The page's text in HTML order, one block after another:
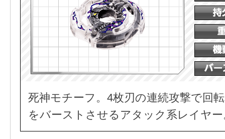
死神モチーフ。4枚刃の連続攻撃で回
をバーストさせるアタック系レイヤー